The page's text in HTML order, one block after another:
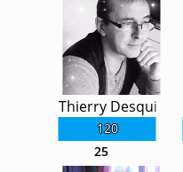
120
Thierry Desquilbet
25